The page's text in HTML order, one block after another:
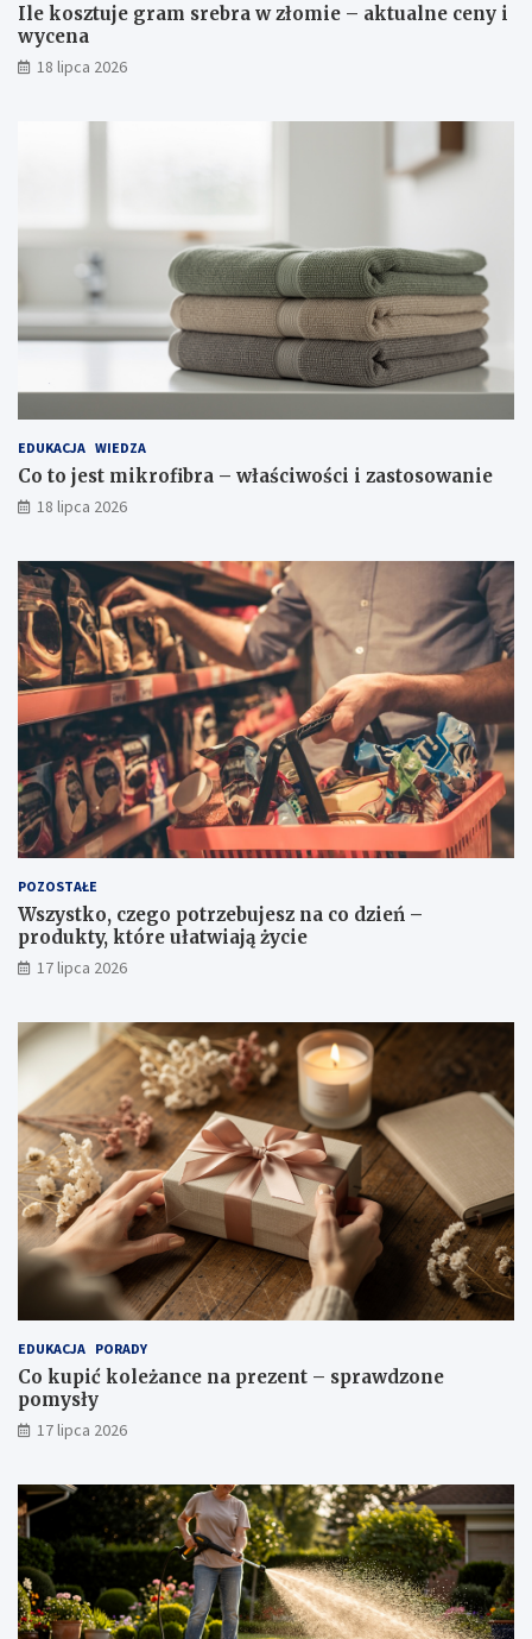
Ile kosztuje gram srebra w złomie – aktualne ceny i
wycena
18 lipca 2026
EDUKACJA WIEDZA
Co to jest mikrofibra – właściwości i zastosowanie
18 lipca 2026
POZOSTAŁE
Wszystko, czego potrzebujesz na co dzień –
produkty, które ułatwiają życie
17 lipca 2026
EDUKACJA PORADY
Co kupić koleżance na prezent – sprawdzone
pomysły
17 lipca 2026